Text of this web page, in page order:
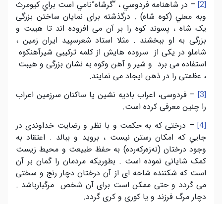
[2] – در شاهنامه فردوسي ، “گرشاه”نامي است براي کيومرث
وبه معني (کوه شاه) . درگذشته برای نمايان ساختن بزرگی
يک شاه ، پسوند کوه را بر آن می افزوده اند تا هيبت و
بزرگی به او ببخشند . مثلا استاد شعرسپيد ايران زمين ،
شاملو در يکی از سروده هايش از کلمه ترکيبی شيرآهنکوه
استفاده می برد و شير و آهن وکوه به نشان بزرگی و هيبت
، عظمتی را در ذهن ايجاد می نمايند.
[3] – فردوسی، اعراب باديه نشين يا ساکنان سرزمين اعراب
را چنين معرفی کرده است.
[4] – درختی که به حکمت و با نظر و رضايت خداوندی در
جايي که امکان رستن نيست ، برويد و ببالد . اعتقاد به
وجود درختان (نەزەرکەردە) به حفظ طبيعت و محيط زيست
کمک شايانی نموده است . بطوريکه مردمان را گمان بر آن
است که شکننده شاخه ای از آن درختان دچار رنج و سختی
می گردد و حتی ممکن است برای آن شخص مرگبارباشد .
دچار مرگ فرزند و يا کوری و کری گردد.